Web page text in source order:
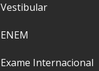
Vestibular
ENEM
Exame Internacional